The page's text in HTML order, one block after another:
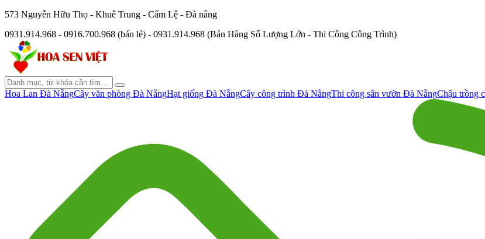
573 Nguyễn Hữu Thọ - Khuê Trung - Cẩm Lệ - Đà nẵng
0931.914.968 - 0916.700.968 (bán lẻ) - 0931.914.968 (Bán Hàng Số Lượng Lớn - Thi Công Công Trình)
Hoa Lan Đà NẵngCây văn phòng Đà NẵngHạt giống Đà NẵngCây công trình Đà NẵngThi công sân vườn Đà NẵngChậu trồng